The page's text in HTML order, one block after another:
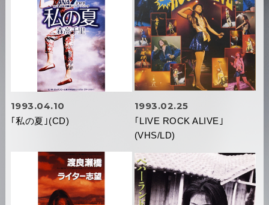
1993.04.10
｢私の夏｣(CD)
1993.02.25
｢LIVE ROCK ALIVE｣
(VHS/LD)